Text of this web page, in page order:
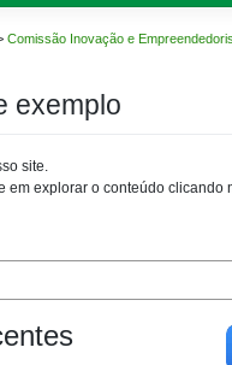
Comissão Inovação e
exemplo
site.
em explorar o conteúdo clicando